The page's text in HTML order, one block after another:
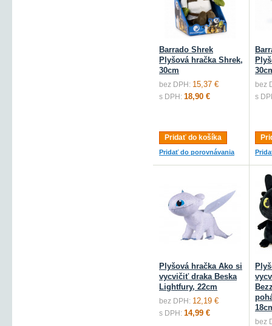
Barrado Shrek
Plyšová hračka Shrek,
30cm
bez DPH: 15,37 €
s DPH: 18,90 €
Pridať do košíka
Pridať do porovnávania
bez
s
Plyšová hračka Ako si
vycvičiť draka Beska
Lightfury, 22cm
bez DPH: 12,19 €
s DPH: 14,99 €
bez